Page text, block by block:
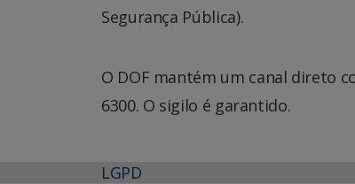
Segurança Pública).
O DOF mantém um canal direto
6300. O sigilo é garantido.
LGPD